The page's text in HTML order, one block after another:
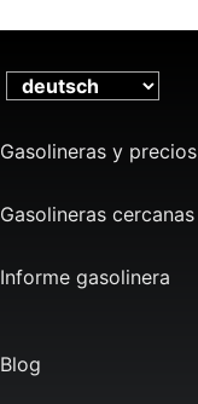
Gasolineras y precios
Gasolineras cercanas
Informe gasolinera
Blog